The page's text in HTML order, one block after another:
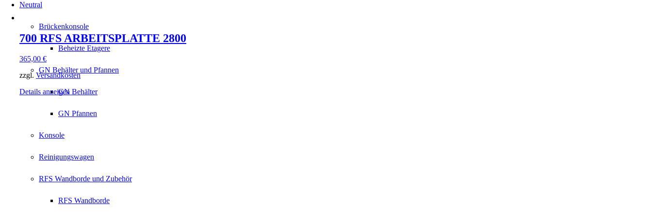
Neutral
Brückenkonsole
Beheizte Etagere
GN Behälter und Pfannen
GN Behälter
GN Pfannen
Konsole
Reinigungswagen
RFS Wandborde und Zubehör
RFS Wandborde
700 RFS ARBEITSPLATTE 2800
365,00 €
zzgl. Versandkosten
Details anzeigen